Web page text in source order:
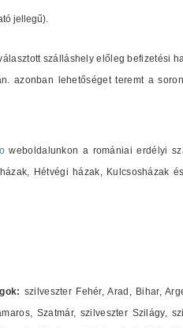
jellegű).
szálláshely előleg befizetési
azonban lehetőséget teremt a
weboldalunkon a romániai erdélyi
Hétvégi házak, Kulcsosházak
szilveszter Fehér, Arad, Bihar,
Szatmár, szilveszter Szilágy,